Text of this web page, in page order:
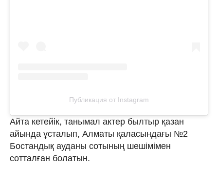
Публикация от Instagram
Айта кетейік, танымал актер былтыр қазан
айында ұсталып, Алматы қаласындағы №2
Бостандық ауданы сотының шешімімен
сотталған болатын.